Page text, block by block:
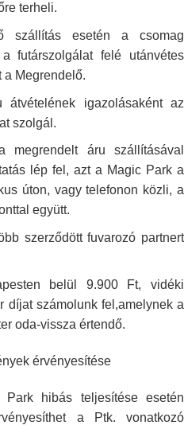
terheli.
szállítás esetén a csomag
futárszolgálat felé utánvétes
a Megrendelő.
igazolásaként az
szolgál.
áru szállításával
lép fel, azt a Magic Park a
úton, vagy telefonon közli, a
együtt.
szerződött fuvarozó partnert
belül 9.900 Ft, vidéki
díjat számolunk fel,amelynek a
oda-vissza értendő.
érvényesítése
hibás teljesítése esetén
a Ptk. vonatkozó